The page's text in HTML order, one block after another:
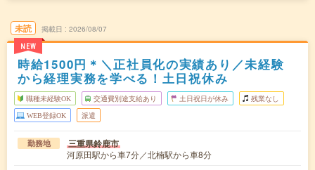
未読
NEW
掲載日 2026/08/07
時給1500円＊＼正社員化の実績あり／未経験
から経理実務を学べる！土日祝休み
職種未経験OK 交通費別途支給あり 土日祝日が休み 残業なし
WEB登録OK 派遣
勤務地 三重県鈴鹿市
河原田駅から車7分／北楠駅から車8分